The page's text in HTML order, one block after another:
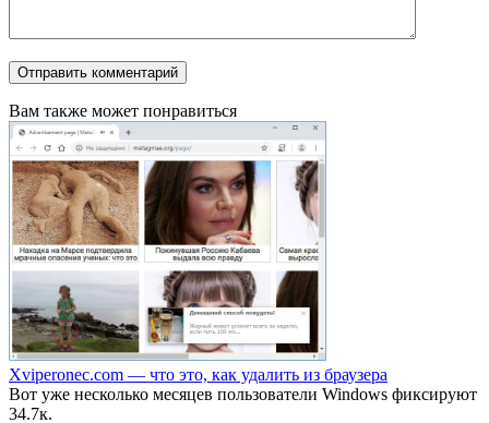
Вам также может понравиться
Xviperonec.com — что это, как удалить из браузера
Вот уже несколько месяцев пользователи Windows фиксируют
34.7к.